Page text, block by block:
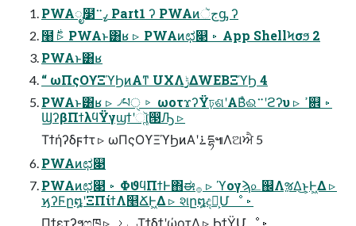
PWAೖ໳ߨ࠲ Part1 ʔ PWAͷجૅᶃ ʔ
໨࣍ ▹ PWAͱ͸ʁ ▹ PWAͷಛ௃ ▹ App ShellϞσϧ 2
PWAͱ͸ʁ
“ ωΠςΟϒΞϓϦͷΑ͏ͳ UXΛ࣮ݱ͢ΔWEBΞϓϦ 4
PWAͱ͸ʁ ▹ ৴པੑ ▹ ωοτϫʔΫঢ়ଶʹΑΒͣଈ࠲ʹϩʔυ ▹ ߴ଎ ▹
ϢʔβΠϯλϥΫγϣϯʹૉૣ͘൓Ԡ ▹
Τϯήʔδϝϯτ ▹ ωΠςΟϒΞϓϦͷΑ͏ʹ࠶དྷ๚Λଅਐ 5
PWAͷಛ௃
PWAͷಛ௃ ▹ ΦϑϥΠϯͰ΋ಈ࡞ ▹ ϓογϡ௨஌ΛૹΔ͜ͱ͕Ͱ͖Δ ▹
ϗʔϜը໘ʹΞΠίϯΛ௥ՃͰ͖Δ ▹ શը໘ද͕ࣔՄೳ ▹
Πϯετʔϧෆཁ ▹ ݕࡧΤϯδϯʹώοτ͢Δ ▹ ϦϯΫՄೳ ▹